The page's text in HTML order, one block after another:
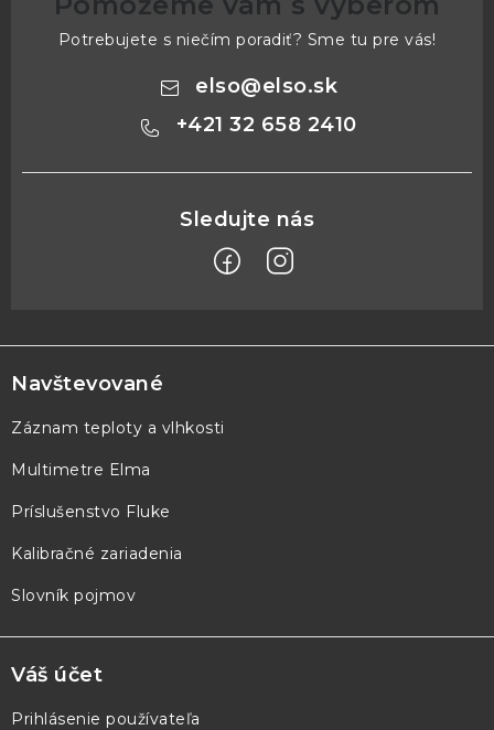
Potrebujete s niečím poradiť? Sme tu pre vás!
elso@elso.sk
+421 32 658 2410
á
p
ä
e
Navštevované
Záznam teploty a vlhkosti
Multimetre Elma
Príslušenstvo Fluke
Kalibračné zariadenia
Slovník pojmov
Váš účet
Prihlásenie používateľa